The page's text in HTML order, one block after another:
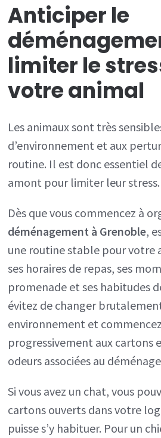
Anticiper le
limiter le
votre animal
Les animaux sont très
d’environnement et aux
routine. Il est donc essentiel
amont pour limiter leur stress.
Dès que vous commencez à
déménagement à Grenoble,
une routine stable pour votre
ses horaires de repas, ses
promenade et ses habitudes
évitez de changer
environnement et
progressivement aux cartons
odeurs associées au
Si vous avez un chat, vous
cartons ouverts dans votre
puisse s’y habituer. Pour un